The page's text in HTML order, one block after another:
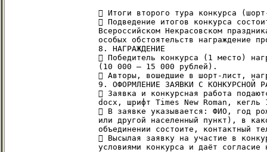
 Итоги второго тура конкурса
 Подведение итогов конкурса
Всероссийском Некрасовском
особых обстоятельств награждение
8. НАГРАЖДЕНИЕ
 Победитель конкурса (1 место)
(10 000 – 15 000 рублей).
 Авторы, вошедшие в шорт-лист,
9. ОФОРМЛЕНИЕ ЗАЯВКИ С КОНКУРСНОЙ
 Заявка и конкурсная работа
docx, шрифт Times New Roman,
 В заявке указывается: ФИО, год
или другой населенный пункт), в
объединении состоите, контактный
 Высылая заявку на участие в
условиями конкурса и даёт